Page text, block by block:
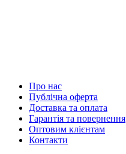
Про нас
Публічна оферта
Доставка та оплата
Гарантія та повернення
Оптовим клієнтам
Контакти